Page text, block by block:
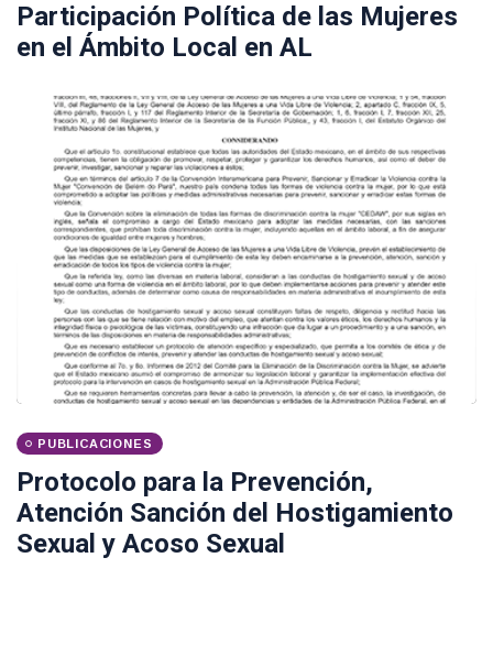
Participación Política de las Mujeres
en el Ámbito Local en AL
PUBLICACIONES
Protocolo para la Prevención,
Atención Sanción del Hostigamiento
Sexual y Acoso Sexual